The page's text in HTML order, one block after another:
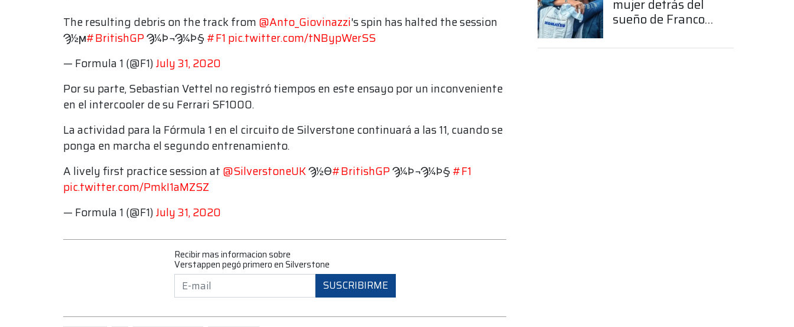
The resulting debris on the track from @Anto_Giovinazzi's spin has halted the session
Ϡ½ϻ#BritishGPϠ¼Ϸ¬Ϡ¼Ϸ§#F1 pic.twitter.com/tNBypWerSS
— Formula 1 (@F1)July 31, 2020
Por su parte, Sebastian Vettel no registró tiempos en este ensayo por un inconveniente
en el intercooler de su Ferrari SF1000.
La actividad para la Fórmula 1 en el circuito de Silverstone continuará a las 11, cuando se
ponga en marcha el segundo entrenamiento.
A lively first practice session at @SilverstoneUKϠ½ϴ#BritishGPϠ¼Ϸ¬Ϡ¼Ϸ§#F1
pic.twitter.com/PmkI1aMZSZ
— Formula 1 (@F1)July 31, 2020
Recibir mas informacion sobre
Verstappen pegó primero en Silverstone
SUSCRIBIRME
mujer detrás del
sueño de Franco
Fórmula 1